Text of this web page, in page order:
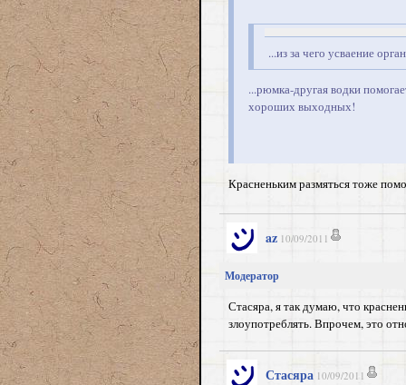
...из за чего усваение
...рюмка-другая водки
хороших выходных!
Красненьким размяться тоже
az 10/09/2011
Модератор
Стасяра, я так думаю, что
злоупотреблять. Впрочем, это
Стасяра 10/09/2011